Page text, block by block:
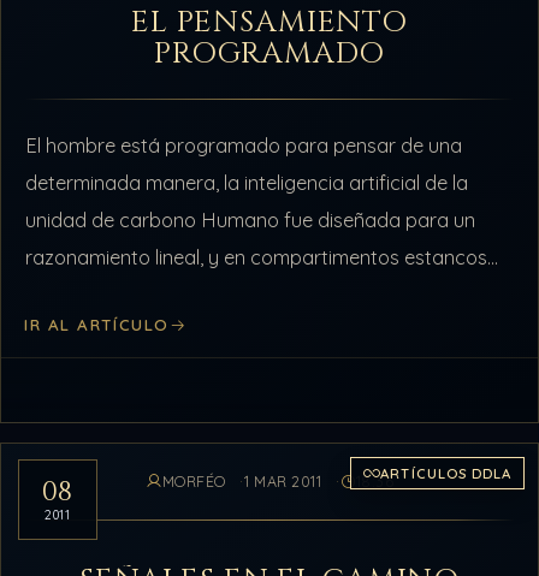
EL PENSAMIENTO
PROGRAMADO
El hombre está programado para pensar de una
determinada manera, la inteligencia artificial de la
unidad de carbono Humano fue diseñada para un
razonamiento lineal, y en compartimentos estancos
IR AL ARTÍCULO
08
2011
ARTÍCULOS DDLA
MORFÉO 1 MAR 2011 18:36